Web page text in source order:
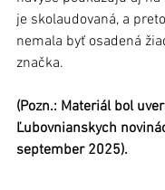
je skolaudovaná, a
nemala byť osadená
značka.
(Pozn.: Materiál bol
Ľubovnianskych
september 2025).